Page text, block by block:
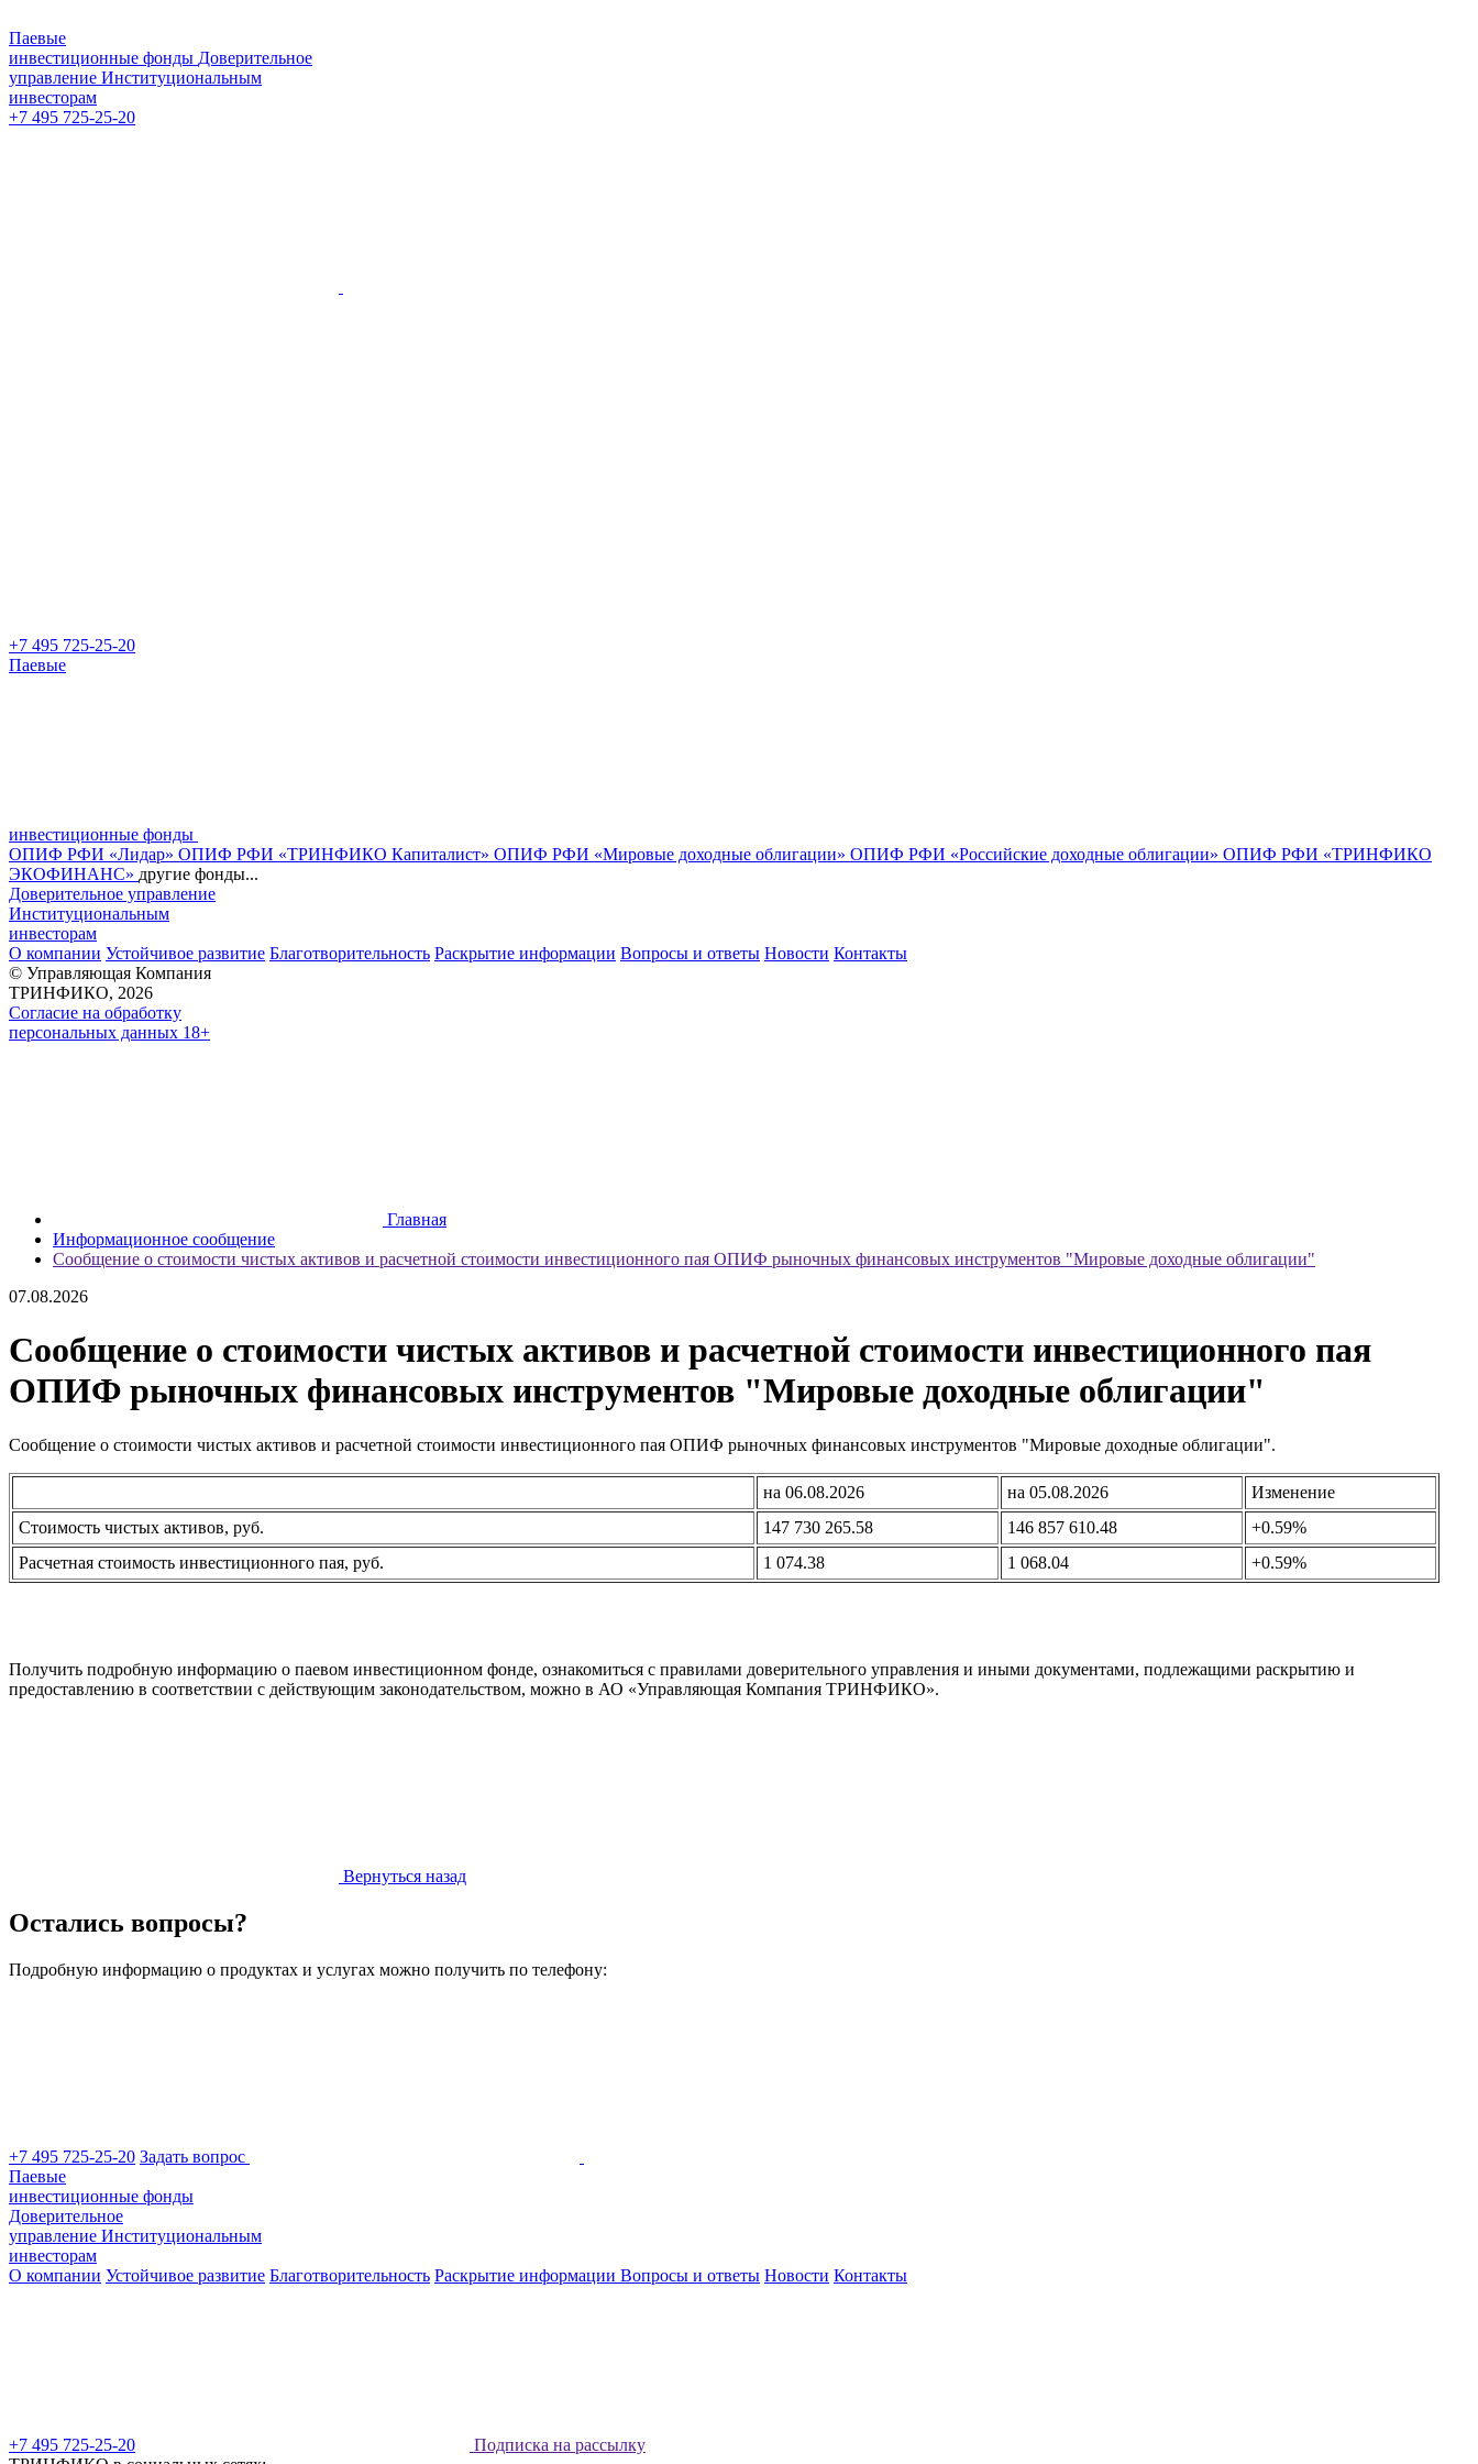
Паевые
инвестиционные фонды Доверительное
управление Институциональным
инвесторам
+7 495 725-25-20
+7 495 725-25-20
Паевые
инвестиционные фонды
ОПИФ РФИ «Лидар» ОПИФ РФИ «ТРИНФИКО Капиталист» ОПИФ РФИ «Мировые доходные облигации» ОПИФ РФИ «Российские доходные облигации» ОПИФ РФИ «ТРИНФИКО
ЭКОФИНАНС» другие фонды...
Доверительное управление
Институциональным
инвесторам
О компании Устойчивое развитие Благотворительность Раскрытие информации Вопросы и ответы Новости Контакты
© Управляющая Компания
ТРИНФИКО, 2026
Согласие на обработку
персональных данных 18+
Главная
Информационное сообщение
Сообщение о стоимости чистых активов и расчетной стоимости инвестиционного пая ОПИФ рыночных финансовых инструментов "Мировые доходные облигации"
07.08.2026
Сообщение о стоимости чистых активов и расчетной стоимости инвестиционного пая
ОПИФ рыночных финансовых инструментов "Мировые доходные облигации"
Сообщение о стоимости чистых активов и расчетной стоимости инвестиционного пая ОПИФ рыночных финансовых инструментов "Мировые доходные облигации".
на 06.08.2026 на 05.08.2026
Изменение
Стоимость чистых активов, руб.
147 730 265.58 146 857 610.48
+0.59%
Расчетная стоимость инвестиционного пая, руб.
1 074.38 1 068.04 +0.59%
Получить подробную информацию о паевом инвестиционном фонде, ознакомиться с правилами доверительного управления и иными документами, подлежащими раскрытию и
предоставлению в соответствии с действующим законодательством, можно в АО «Управляющая Компания ТРИНФИКО».
Вернуться назад
Остались вопросы?
Подробную информацию о продуктах и услугах можно получить по телефону:
+7 495 725-25-20 Задать вопрос
Паевые
инвестиционные фонды
Доверительное
управление Институциональным
инвесторам
О компании Устойчивое развитие Благотворительность Раскрытие информации Вопросы и ответы Новости Контакты
+7 495 725-25-20
Подписка на рассылку